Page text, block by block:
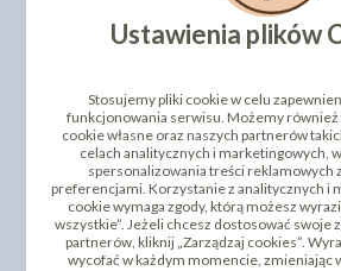
Ustawienia plików
Stosujemy pliki cookie w celu
funkcjonowania serwisu. Możemy
cookie własne oraz naszych partnerów
celach analitycznych i marketingowych,
spersonalizowania treści reklamowych
preferencjami. Korzystanie z analitycznych i
cookie wymaga zgody, którą możesz
wszystkie”. Jeżeli chcesz dostosować swoje
partnerów, kliknij „Zarządzaj cookies”.
wycofać w każdym momencie, zmieniając